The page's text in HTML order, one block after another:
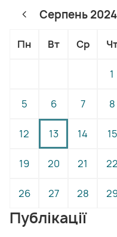
Серпень 2024
Пн Вт Ср
1
5 6 7 8
12 13 14 15
19 20 21 22
26 27 28
Публікації